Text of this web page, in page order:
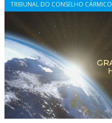
TRIBUNAL DO CONSELHO CÁRMICO